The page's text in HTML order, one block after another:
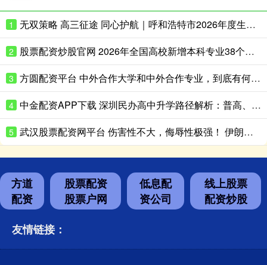
1 无双策略 高三征途 同心护航｜呼和浩特市2026年度生涯规划季正式启动！首场赋能讲座走进呼市二中
2 股票配资炒股官网 2026年全国高校新增本科专业38个，高考志愿怎么填？
3 方圆配资平台 中外合作大学和中外合作专业，到底有何不同？
4 中金配资APP下载 深圳民办高中升学路径解析：普高、艺考、国际方向怎么选？
5 武汉股票配资网平台 伤害性不大，侮辱性极强！ 伊朗革命卫队：第82 空降师和第1装甲师，
方道
配资
股票配资
股票户网
低息配
资公司
线上股票
配资炒股
友情链接：